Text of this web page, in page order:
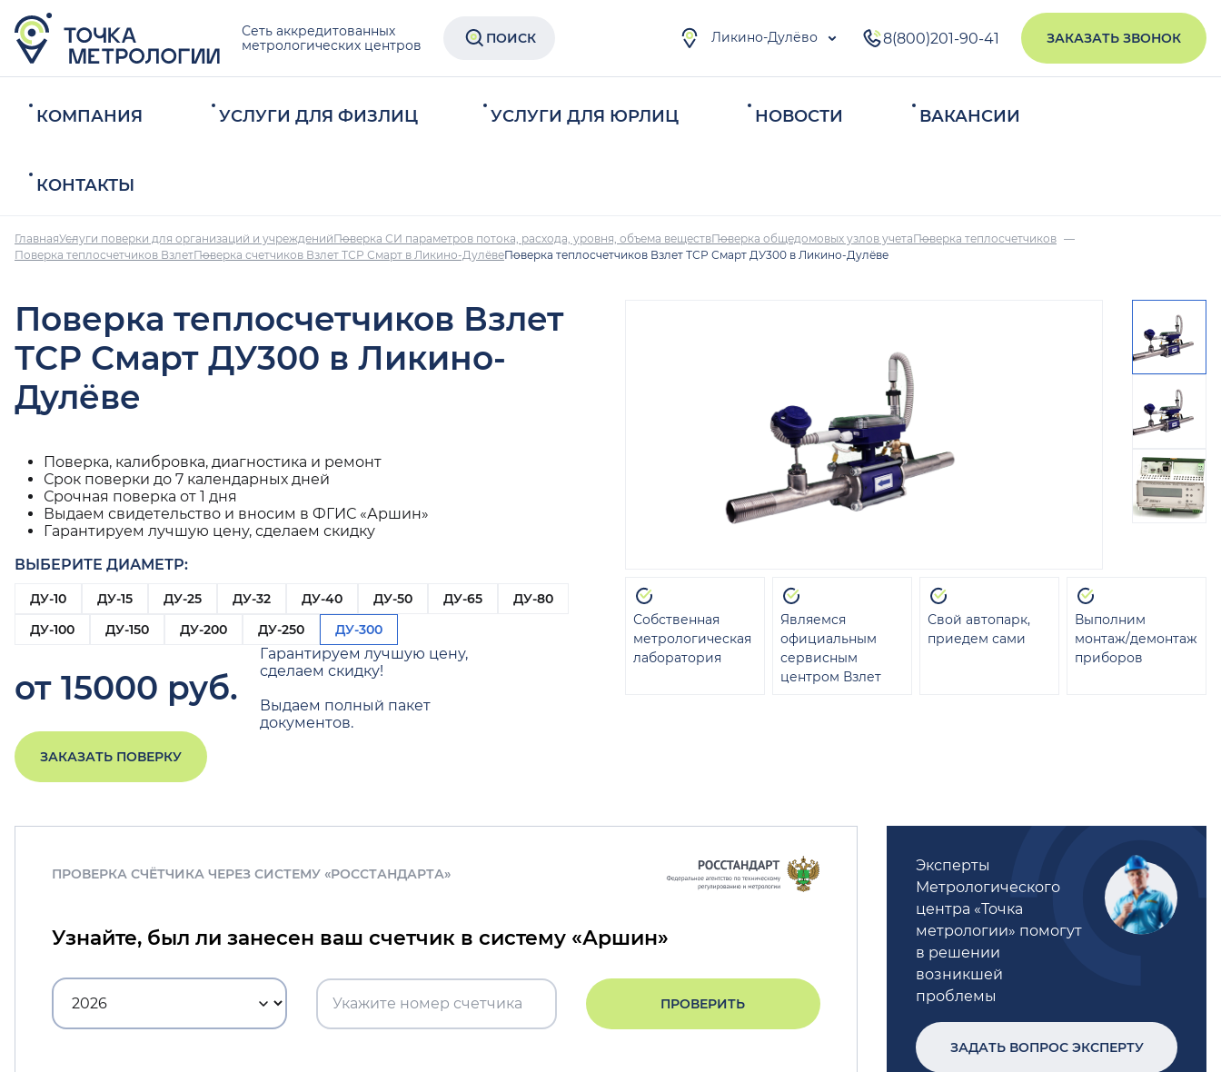
Сеть аккредитованных
метрологических центров
ПОИСК Ликино-Дулёво 8(800)201-90-41 ЗАКАЗАТЬ ЗВОНОК
КОМПАНИЯ УСЛУГИ ДЛЯ ФИЗЛИЦ УСЛУГИ ДЛЯ ЮРЛИЦ НОВОСТИ ВАКАНСИИ
КОНТАКТЫ
ГлавнаяУслуги поверки для организаций и учрежденийПоверка СИ параметров потока, расхода, уровня, объема веществПоверка общедомовых узлов учетаПоверка теплосчетчиков
Поверка теплосчетчиков ВзлетПоверка счетчиков Взлет ТСР Смарт в Ликино-ДулёвеПоверка теплосчетчиков Взлет ТСР Смарт ДУ300 в Ликино-Дулёве
Поверка теплосчетчиков Взлет
ТСР Смарт ДУ300 в Ликино-
Дулёве
Поверка, калибровка, диагностика и ремонт
Срок поверки до 7 календарных дней
Срочная поверка от 1 дня
Выдаем свидетельство и вносим в ФГИС «Аршин»
Гарантируем лучшую цену, сделаем скидку
ВЫБЕРИТЕ ДИАМЕТР:
ДУ-10 ДУ-15 ДУ-25 ДУ-32 ДУ-40 ДУ-50 ДУ-65
ДУ-80
ДУ-100
ДУ-150 ДУ-200 ДУ-250 ДУ-300
от 15000 руб.
Гарантируем лучшую цену,
сделаем скидку!
Выдаем полный пакет
документов.
ЗАКАЗАТЬ ПОВЕРКУ
Собственная
метрологическая
лаборатория
Являемся
официальным
сервисным
центром Взлет
Свой автопарк,
приедем сами
Выполним
монтаж/демонтаж
приборов
ПРОВЕРКА СЧЁТЧИКА ЧЕРЕЗ СИСТЕМУ «РОССТАНДАРТА»
Узнайте, был ли занесен ваш счетчик в систему «Аршин»
ПРОВЕРИТЬ
Эксперты
Метрологического
центра «Точка
метрологии» помогут
в решении
возникшей
проблемы
ЗАДАТЬ ВОПРОС ЭКСПЕРТУ